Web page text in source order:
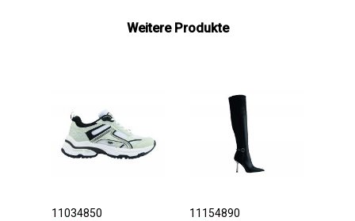
Weitere Produkte
11034850
11154890